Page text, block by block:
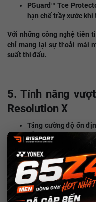
PGuard™ Toe
hạn chế trầy xước
Với những công nghệ tiên
chỉ mang lại sự thoải mái
suất thi đấu.
5. Tính năng
Resolution X
Tăng cường độ ổn
hỗ trợ chuyển động
Giảm chấn tối ưu,
liên tục.
Bám sân tốt, giúp
những pha di chuyển